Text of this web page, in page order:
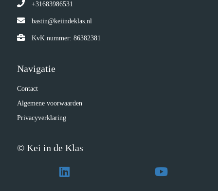
+31683986531
bastin@keiindeklas.nl
KvK nummer: 86382381
Navigatie
Contact
Algemene voorwaarden
Privacyverklaring
© Kei in de Klas